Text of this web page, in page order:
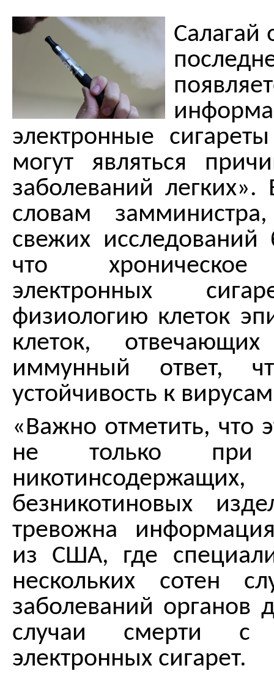
Салагай
электронные
могут являться
заболеваний легких».
словам
свежих исследований
что хроническое
электронных
физиологию клеток
клеток,
иммунный ответ,
устойчивость к
«Важно отметить, что
не только при
безникотиновых
тревожна
из США, где
нескольких сотен
заболеваний органов
случаи смерти с
электронных сигарет.